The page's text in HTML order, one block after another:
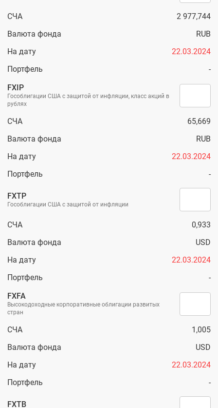
СЧА
2 977,744
Валюта фонда
RUB
На дату
22.03.2024
Портфель
-
FXIP
Гособлигации США с защитой от инфляции, класс акций в
рублях
СЧА
65,669
Валюта фонда
RUB
На дату
22.03.2024
Портфель
-
FXTP
Гособлигации США с защитой от инфляции
СЧА
0,933
Валюта фонда
USD
На дату
22.03.2024
Портфель
-
FXFA
Высокодоходные корпоративные облигации развитых
стран
СЧА
1,005
Валюта фонда
USD
На дату
22.03.2024
Портфель
-
FXTB